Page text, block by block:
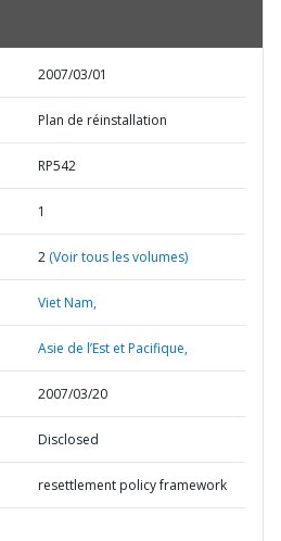
2007/03/01
Plan de réinstallation
RP542
1
2 (Voir tous les volumes)
Viet Nam,
Asie de l’Est et Pacifique,
2007/03/20
Disclosed
resettlement policy framework